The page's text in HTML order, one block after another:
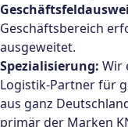
Geschäftsbereich
ausgeweitet.
Spezialisierung: Wir
Logistik-Partner für
aus ganz
primär der Marken